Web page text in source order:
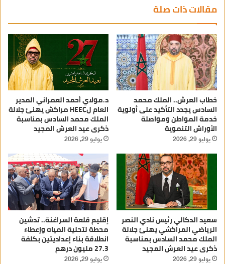
مقالات ذات صلة
خطاب العرش.. الملك محمد
السادس يجدد التأكيد على أولوية
خدمة المواطن ومواصلة
الأوراش التنموية
يوليو 29, 2026
د.مولاي أحمد العمراني المدير
العام لHEEC مراكش يهنئ جلالة
الملك محمد السادس بمناسبة
ذكرى عيد العرش المجيد
يوليو 29, 2026
سعيد الدكالي رئيس نادي النصر
الرياضي المراكشي يهنئ جلالة
الملك محمد السادس بمناسبة
ذكرى عيد العرش المجيد
يوليو 29, 2026
إقليم قلعة السراغنة.. تدشين
محطة لتحلية المياه وإعطاء
انطلاقة بناء إعداديتين بكلفة
27.3 مليون درهم
يوليو 29, 2026